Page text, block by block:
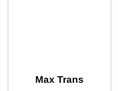
Max Trans